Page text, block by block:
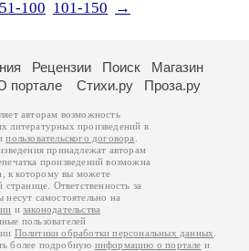
51-100 101-150 →
Рецензии Поиск
Магазин
портале Стихи.ру Проза.ру
авторам возможность
литературных произведений в
пользовательского договора
принадлежат авторам
произведений возможна
к которому вы можете
странице. Ответственность за
несут самостоятельно на
изаконодательства
пользователей
Политики обработки персональных данных
более подробную информацию о портале и